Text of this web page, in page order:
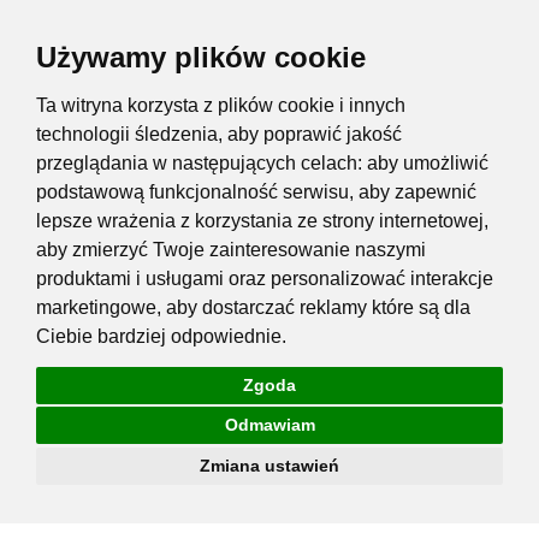
Używamy plików cookie
Ta witryna korzysta z plików cookie i innych
technologii śledzenia, aby poprawić jakość
przeglądania w następujących celach: aby umożliwić
podstawową funkcjonalność serwisu, aby zapewnić
lepsze wrażenia z korzystania ze strony internetowej,
aby zmierzyć Twoje zainteresowanie naszymi
produktami i usługami oraz personalizować interakcje
marketingowe, aby dostarczać reklamy które są dla
Ciebie bardziej odpowiednie.
Zgoda
Odmawiam
Zmiana ustawień